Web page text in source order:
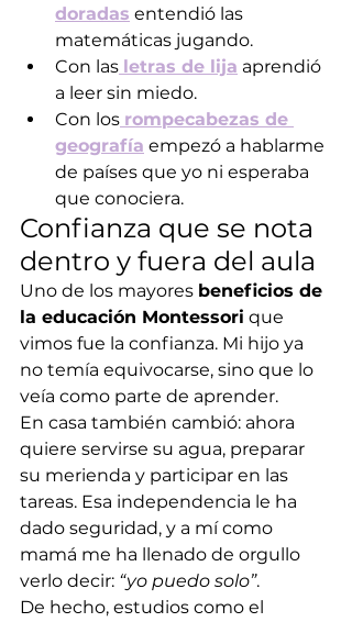
doradas entendió las
matemáticas jugando.
Con las letras de lija aprendió
a leer sin miedo.
Con los rompecabezas de
geografía empezó a hablarme
de países que yo ni esperaba
que conociera.
Confianza que se nota
dentro y fuera del aula
Uno de los mayores beneficios de
la educación Montessori que
vimos fue la confianza. Mi hijo ya
no temía equivocarse, sino que lo
veía como parte de aprender.
En casa también cambió: ahora
quiere servirse su agua, preparar
su merienda y participar en las
tareas. Esa independencia le ha
dado seguridad, y a mí como
mamá me ha llenado de orgullo
verlo decir: “yo puedo solo”.
De hecho, estudios como el